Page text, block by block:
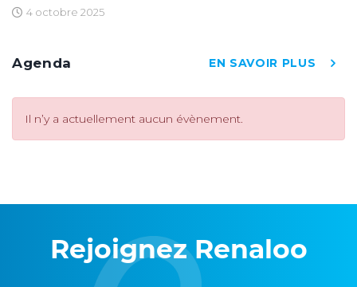
4 octobre 2025
Agenda EN SAVOIR PLUS
Il n’y a actuellement aucun évènement.
Rejoignez Renaloo